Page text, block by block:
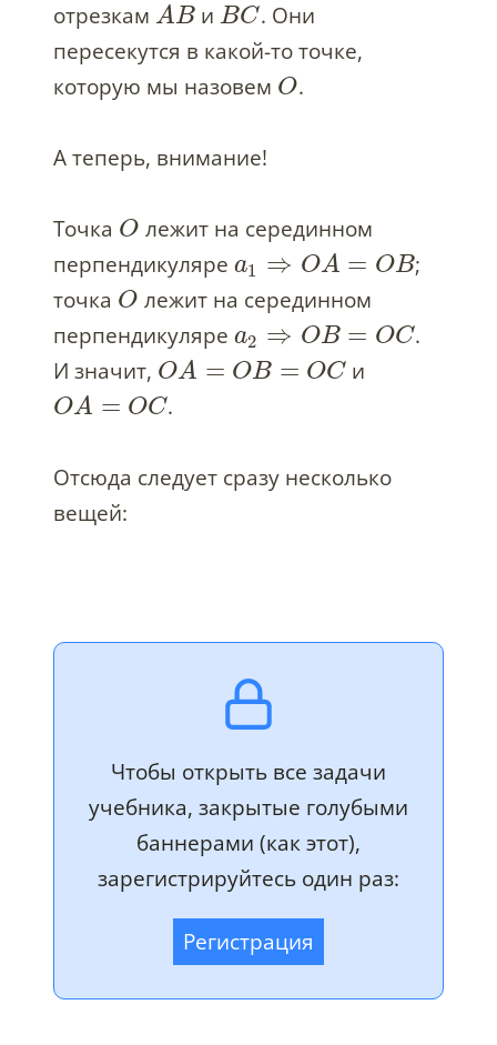
отрезкам AB и BC. Они
пересекутся в какой-то точке,
которую мы назовем O.
А теперь, внимание!
Точка O лежит на серединном
перпендикуляре a1 ⇒ OA = OB;
точка O лежит на серединном
перпендикуляре a2 ⇒ OB = OC.
И значит, OA = OB = OC и
OA = OC.
Отсюда следует сразу несколько
вещей:
Чтобы открыть все задачи
учебника, закрытые голубыми
баннерами (как этот),
зарегистрируйтесь один раз:
Регистрация